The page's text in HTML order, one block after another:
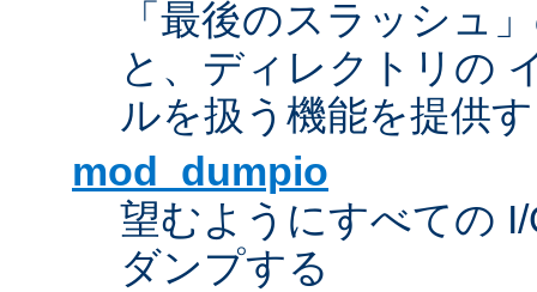
「最後のスラッシュ
と、ディレクトリの
ルを扱う機能を提供
mod_dumpio
望むようにすべての
ダンプする